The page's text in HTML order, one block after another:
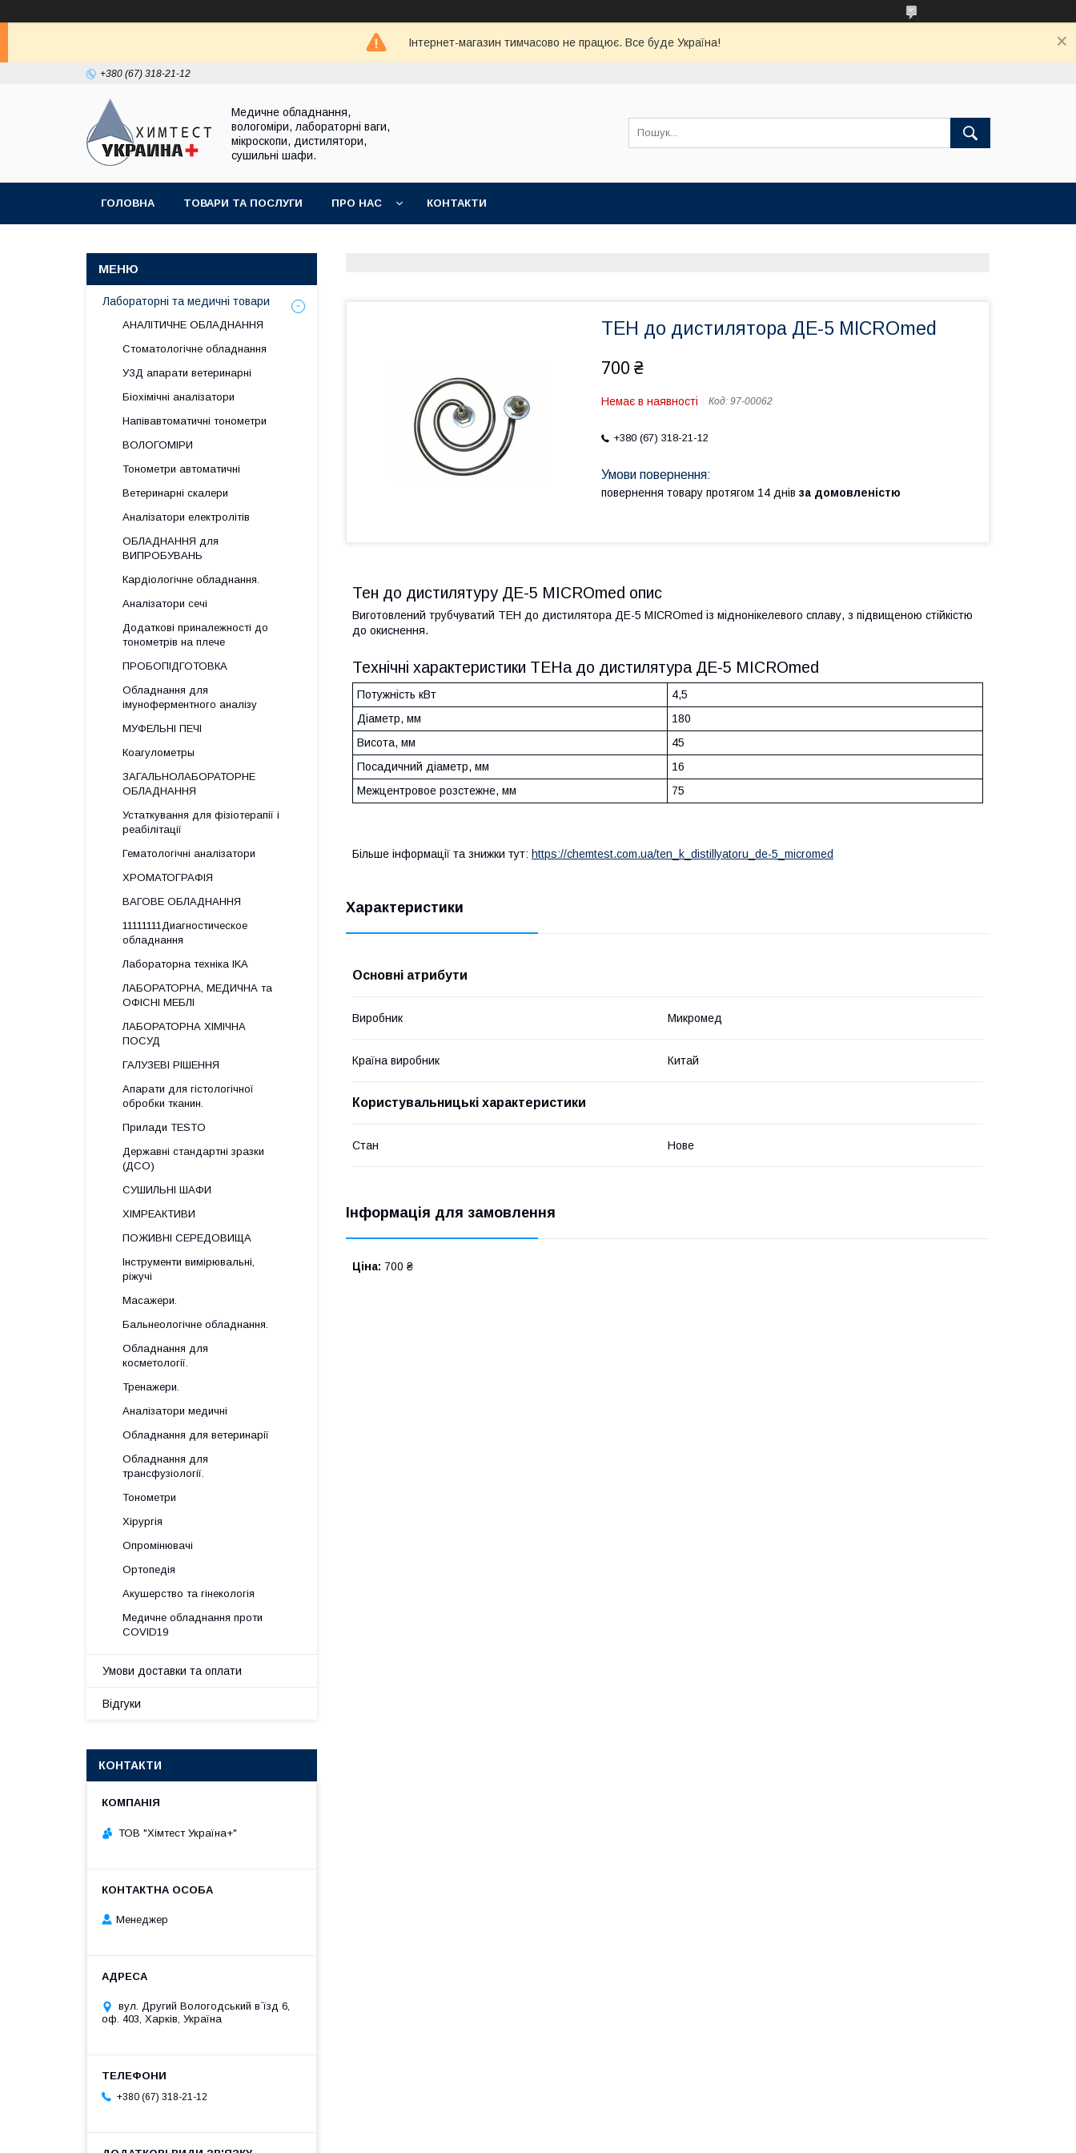
Інтернет-магазин тимчасово не працює. Все буде Україна!
+380 (67) 318-21-12
Медичне обладнання,
вологоміри, лабораторні ваги,
мікроскопи, дистилятори,
сушильні шафи.
ГОЛОВНА ТОВАРИ ТА ПОСЛУГИ ПРО НАС КОНТАКТИ
ТЕН до дистилятора ДЕ-5 MICROmed
700 ₴
Немає в наявності Код: 97-00062
+380 (67) 318-21-12
повернення товару протягом 14 днів за домовленістю
Тен до дистилятуру ДЕ-5 MICROmed опис
Виготовлений трубчуватий ТЕН до дистилятора ДЕ-5 MICROmed із міднонікелевого сплаву, з підвищеною стійкістю
до окиснення.
Технічні характеристики ТЕНа до дистилятура ДЕ-5 MICROmed
Потужність кВт
4,5
Діаметр, мм
180
Висота, мм
45
Посадичний діаметр, мм
16
Мeжцeнтровoe розстежнe, мм
75
Більше інформації та знижки тут: https://chemtest.com.ua/ten_k_distillyatoru_de-5_micromed
Характеристики
Основні атрибути
Виробник Микромед
Країна виробник Китай
Користувальницькі характеристики
Стан Нове
Інформація для замовлення
Ціна: 700 ₴
Лабораторні та медичні товари
АНАЛІТИЧНЕ ОБЛАДНАННЯ
Стоматологічне обладнання
УЗД апарати ветеринарні
Біохімічні аналізатори
Напівавтоматичні тонометри
ВОЛОГОМІРИ
Тонометри автоматичні
Ветеринарні скалери
Аналізатори електролітів
ОБЛАДНАННЯ для
ВИПРОБУВАНЬ
Кардіологічне обладнання.
Аналізатори сечі
Додаткові приналежності до
тонометрів на плече
ПРОБОПІДГОТОВКА
Обладнання для
імуноферментного аналізу
МУФЕЛЬНІ ПЕЧІ
Коагулометры
ЗАГАЛЬНОЛАБОРАТОРНЕ
ОБЛАДНАННЯ
Устаткування для фізіотерапії і
реабілітації
Гематологічні аналізатори
ХРОМАТОГРАФІЯ
ВАГОВЕ ОБЛАДНАННЯ
11111111Диагностическое
обладнання
Лабораторна техніка IKA
ЛАБОРАТОРНА, МЕДИЧНА та
ОФІСНІ МЕБЛІ
ЛАБОРАТОРНА ХІМІЧНА
ПОСУД
ГАЛУЗЕВІ РІШЕННЯ
Апарати для гістологічної
обробки тканин.
Прилади TESTO
Державні стандартні зразки
(ДСО)
СУШИЛЬНІ ШАФИ
ХІМРЕАКТИВИ
ПОЖИВНІ СЕРЕДОВИЩА
Інструменти вимірювальні,
ріжучі
Масажери.
Бальнеологічне обладнання.
Обладнання для
косметології.
Тренажери.
Аналізатори медичні
Обладнання для ветеринарії
Обладнання для
трансфузіології.
Тонометри
Хірургія
Опромінювачі
Ортопедія
Акушерство та гінекологія
Медичне обладнання проти
COVID19
Умови доставки та оплати
Відгуки
КОНТАКТИ
ТОВ "Хімтест Україна+"
Менеджер
вул. Другий Вологодський в`їзд 6,
оф. 403, Харків, Україна
+380 (67) 318-21-12